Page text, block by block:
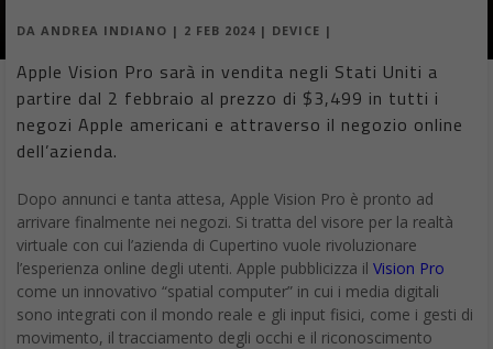
DA ANDREA INDIANO | 2 FEB 2024 | DEVICE |
Apple Vision Pro sarà in vendita negli Stati Uniti a
partire dal 2 febbraio al prezzo di $3,499 in tutti i
negozi Apple americani e attraverso il negozio online
dell’azienda.
Dopo annunci e tanta attesa, Apple Vision Pro è pronto ad
arrivare finalmente nei negozi. Si tratta del visore per la realtà
virtuale con cui l’azienda di Cupertino vuole rivoluzionare
l’esperienza online degli utenti. Apple pubblicizza il Vision Pro
come un innovativo “spatial computer” in cui i media digitali
sono integrati con il mondo reale e gli input fisici, come i gesti di
movimento, il tracciamento degli occhi e il riconoscimento